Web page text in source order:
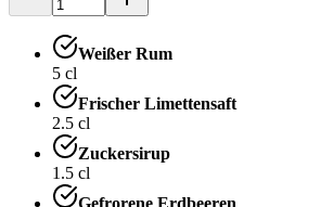
Weißer Rum
5 cl
Frischer Limettensaft
2.5 cl
Zuckersirup
1.5 cl
Gefrorene Erdbeeren